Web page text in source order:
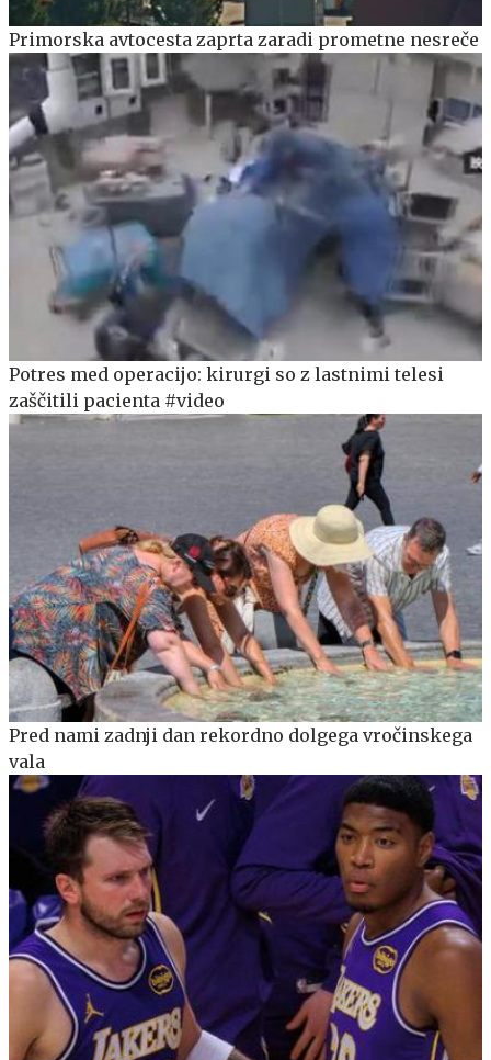
Primorska avtocesta zaprta zaradi prometne nesreče
Potres med operacijo: kirurgi so z lastnimi telesi
zaščitili pacienta #video
Pred nami zadnji dan rekordno dolgega vročinskega
vala